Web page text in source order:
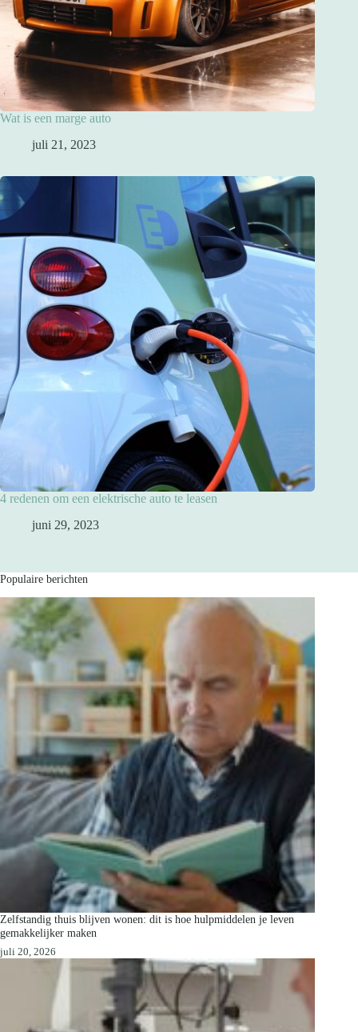
Wat is een marge auto
juli 21, 2023
4 redenen om een elektrische auto te leasen
juni 29, 2023
Populaire berichten
Zelfstandig thuis blijven wonen: dit is hoe hulpmiddelen je leven
gemakkelijker maken
juli 20, 2026